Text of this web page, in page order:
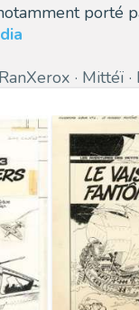
RanXerox Mittéï